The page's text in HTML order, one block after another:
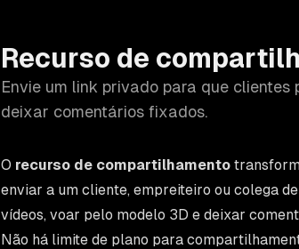
Recurso de
Envie um link privado para que clientes
deixar comentários fixados.
O recurso de compartilhamento
enviar a um cliente, empreiteiro ou colega
vídeos, voar pelo modelo 3D e deixar
Não há limite de plano para